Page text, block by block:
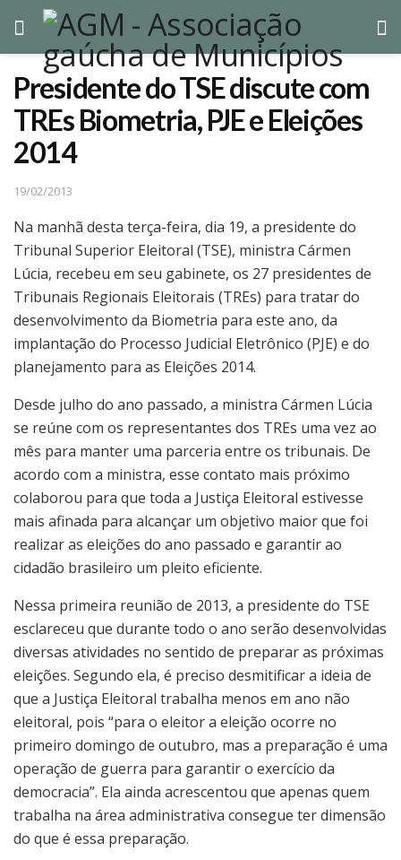
Presidente do TSE discute com
TREs Biometria, PJE e Eleições
2014
19/02/2013
Na manhã desta terça-feira, dia 19, a presidente do
Tribunal Superior Eleitoral (TSE), ministra Cármen
Lúcia, recebeu em seu gabinete, os 27 presidentes de
Tribunais Regionais Eleitorais (TREs) para tratar do
desenvolvimento da Biometria para este ano, da
implantação do Processo Judicial Eletrônico (PJE) e do
planejamento para as Eleições 2014.
Desde julho do ano passado, a ministra Cármen Lúcia
se reúne com os representantes dos TREs uma vez ao
mês para manter uma parceria entre os tribunais. De
acordo com a ministra, esse contato mais próximo
colaborou para que toda a Justiça Eleitoral estivesse
mais afinada para alcançar um objetivo maior que foi
realizar as eleições do ano passado e garantir ao
cidadão brasileiro um pleito eficiente.
Nessa primeira reunião de 2013, a presidente do TSE
esclareceu que durante todo o ano serão desenvolvidas
diversas atividades no sentido de preparar as próximas
eleições. Segundo ela, é preciso desmitificar a ideia de
que a Justiça Eleitoral trabalha menos em ano não
eleitoral, pois “para o eleitor a eleição ocorre no
primeiro domingo de outubro, mas a preparação é uma
operação de guerra para garantir o exercício da
democracia”. Ela ainda acrescentou que apenas quem
trabalha na área administrativa consegue ter dimensão
do que é essa preparação.